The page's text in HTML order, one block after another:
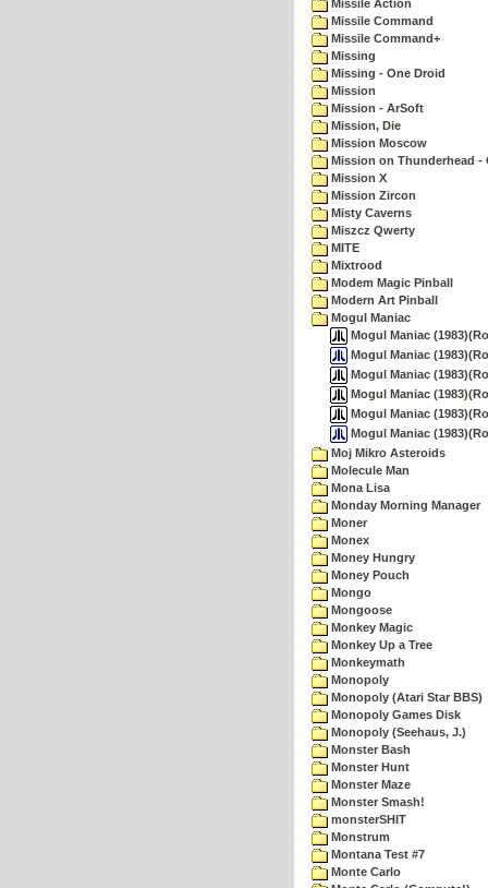
Missile Action
Missile Command
Missile Command+
Missing
Missing - One Droid
Mission
Mission - ArSoft
Mission, Die
Mission Moscow
Mission on Thunderhead -
Mission X
Mission Zircon
Misty Caverns
Miszcz Qwerty
MITE
Mixtrood
Modem Magic Pinball
Modern Art Pinball
Mogul Maniac
Mogul Maniac
Mogul Maniac
Mogul Maniac
Mogul Maniac
Mogul Maniac
Mogul Maniac
Moj Mikro Asteroids
Molecule Man
Mona Lisa
Monday Morning Manager
Moner
Monex
Money Hungry
Money Pouch
Mongo
Mongoose
Monkey Magic
Monkey Up a Tree
Monkeymath
Monopoly
Monopoly (Atari Star BBS)
Monopoly Games Disk
Monopoly (Seehaus, J.)
Monster Bash
Monster Hunt
Monster Maze
Monster Smash!
monsterSHIT
Monstrum
Montana Test #7
Monte Carlo